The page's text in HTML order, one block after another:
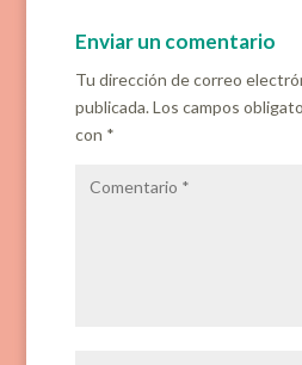
Enviar un comentario
Tu dirección de correo
publicada.Los campos
con *